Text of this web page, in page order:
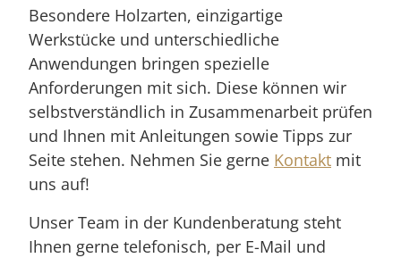
Besondere Holzarten, einzigartige
Werkstücke und unterschiedliche
Anwendungen bringen spezielle
Anforderungen mit sich. Diese können wir
selbstverständlich in Zusammenarbeit prüfen
und Ihnen mit Anleitungen sowie Tipps zur
Seite stehen. Nehmen Sie gerne Kontakt mit
uns auf!
Unser Team in der Kundenberatung steht
Ihnen gerne telefonisch, per E-Mail und